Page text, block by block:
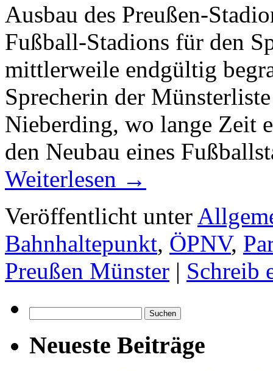
Ausbau des Preußen-
Fußball-Stadions für den
mittlerweile endgültig
Sprecherin der
Nieberding, wo lange Zeit
den Neubau eines
Weiterlesen →
Veröffentlicht unter
Bahnhaltepunkt, ÖPNV,
Preußen Münster | Schreib
nach:
Neueste Beiträge